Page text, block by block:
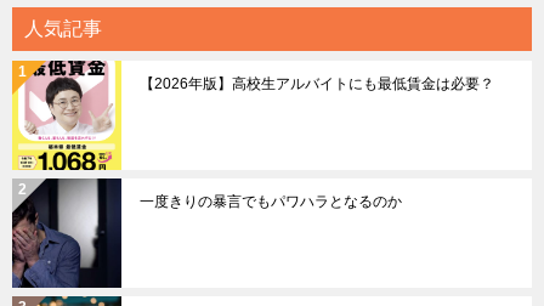
人気記事
【2026年版】高校生アルバイトにも最低賃金は必要？
一度きりの暴言でもパワハラとなるのか